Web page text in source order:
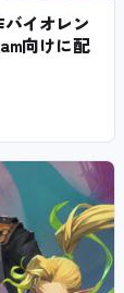
イオレン
向けに配